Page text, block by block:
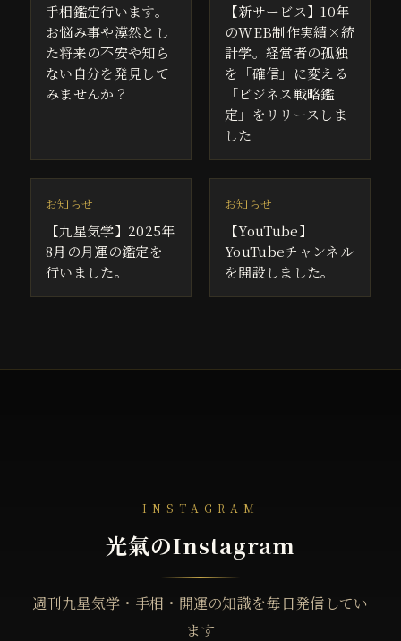
手相鑑定行います。
お悩み事や漠然とし
た将来の不安や知ら
ない自分を発見して
みませんか？
【新サービス】10年
のWEB制作実績×統
計学。経営者の孤独
を「確信」に変える
「ビジネス戦略鑑
定」をリリースしま
した
お知らせ
【九星気学】2025年
8月の月運の鑑定を
行いました。
お知らせ
【YouTube】
YouTubeチャンネル
を開設しました。
INSTAGRAM
光氣のInstagram
週刊九星気学・手相・開運の知識を毎日発信してい
ます